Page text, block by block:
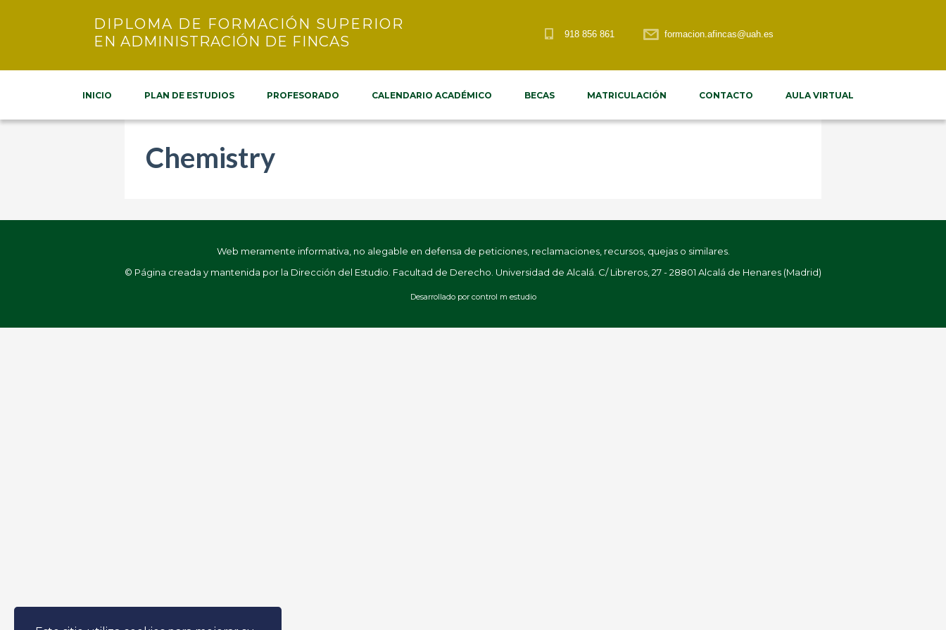
DIPLOMA DE FORMACIÓN SUPERIOR
EN ADMINISTRACIÓN DE FINCAS
918 856 861 formacion.afincas@uah.es
INICIO PLAN DE ESTUDIOS PROFESORADO CALENDARIO ACADÉMICO BECAS MATRICULACIÓN CONTACTO AULA VIRTUAL
Chemistry
Web meramente informativa, no alegable en defensa de peticiones, reclamaciones, recursos, quejas o similares.
© Página creada y mantenida por la Dirección del Estudio. Facultad de Derecho. Universidad de Alcalá. C/ Libreros, 27 - 28801 Alcalá de Henares (Madrid)
Desarrollado por control m estudio